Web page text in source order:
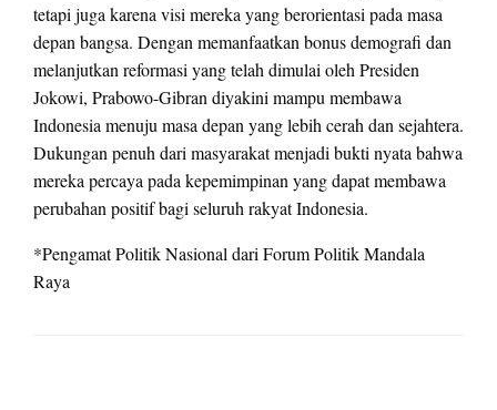
tetapi juga karena visi mereka yang berorientasi pada masa
depan bangsa. Dengan memanfaatkan bonus demografi dan
melanjutkan reformasi yang telah dimulai oleh Presiden
Jokowi, Prabowo-Gibran diyakini mampu membawa
Indonesia menuju masa depan yang lebih cerah dan sejahtera.
Dukungan penuh dari masyarakat menjadi bukti nyata bahwa
mereka percaya pada kepemimpinan yang dapat membawa
perubahan positif bagi seluruh rakyat Indonesia.
*Pengamat Politik Nasional dari Forum Politik Mandala
Raya